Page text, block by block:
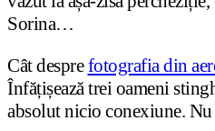
Sorina…
Cât desprefotografia din
Înfățișează trei oameni
absolut nicio conexiune.